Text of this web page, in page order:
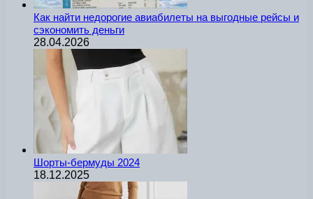
Как найти недорогие авиабилеты на выгодные рейсы и
сэкономить деньги
28.04.2026
Шорты-бермуды 2024
18.12.2025